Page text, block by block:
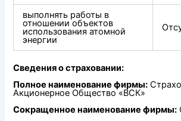
выполнять работы в
отношении объектов
использования атомной
энергии
Сведения о страховании:
Полное наименование фирмы:
Акционерное Общество «ВСК»
Сокращенное наименование фирмы: